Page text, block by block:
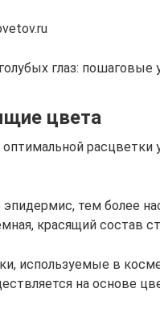
глаз: пошаговые
цвета
эпидермис, тем более
красящий состав
используемые в
на основе